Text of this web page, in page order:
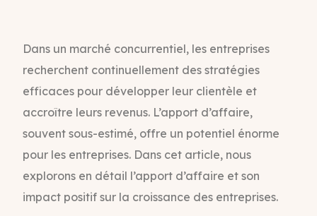
Dans un marché concurrentiel, les entreprises
recherchent continuellement des stratégies
efficaces pour développer leur clientèle et
accroître leurs revenus. L’apport d’affaire,
souvent sous-estimé, offre un potentiel énorme
pour les entreprises. Dans cet article, nous
explorons en détail l’apport d’affaire et son
impact positif sur la croissance des entreprises.